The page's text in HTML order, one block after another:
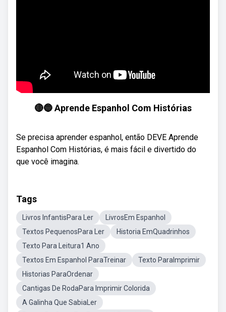
🔴🔵 Aprende Espanhol Com Histórias
Se precisa aprender espanhol, então DEVE Aprende
Espanhol Com Histórias, é mais fácil e divertido do
que você imagina.
Tags
Livros InfantisPara Ler
LivrosEm Espanhol
Textos PequenosPara Ler
Historia EmQuadrinhos
Texto Para Leitura1 Ano
Textos Em Espanhol ParaTreinar
Texto ParaImprimir
Historias ParaOrdenar
Cantigas De RodaPara Imprimir Colorida
A Galinha Que SabiaLer